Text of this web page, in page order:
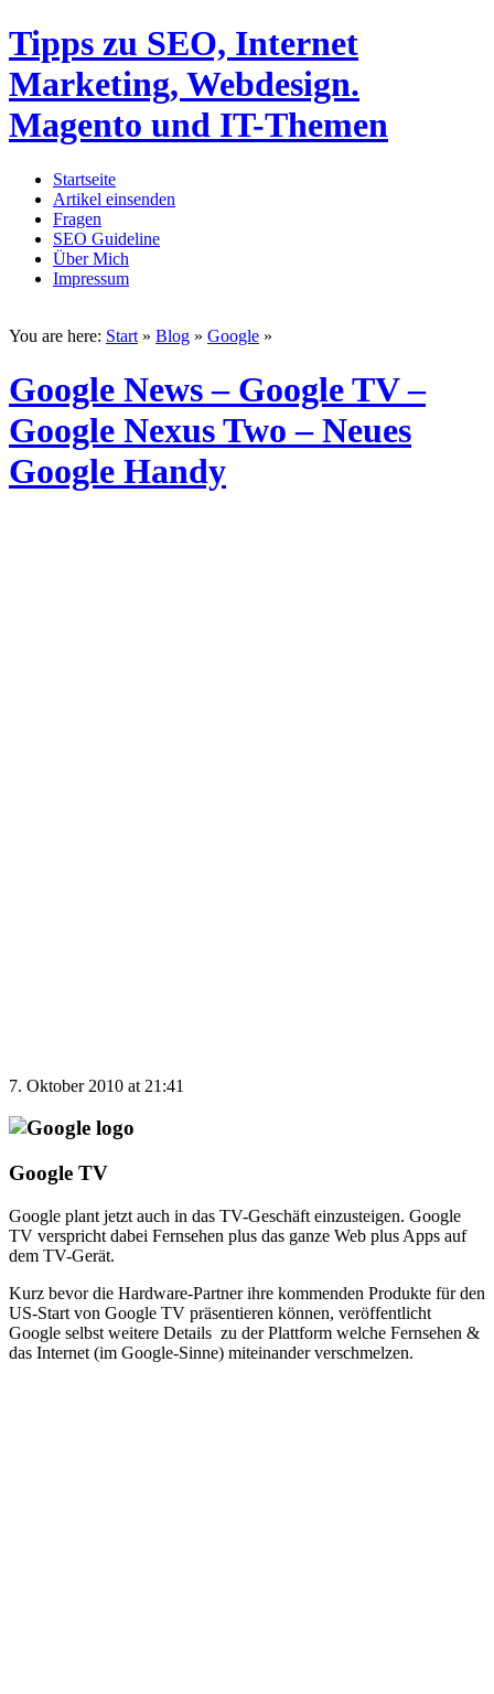
Tipps zu SEO, Internet
Marketing, Webdesign.
Magento und IT-Themen
Startseite
Artikel einsenden
Fragen
SEO Guideline
Über Mich
Impressum
You are here: Start » Blog » Google »
Google News – Google TV –
Google Nexus Two – Neues
Google Handy
7. Oktober 2010 at 21:41
Google TV
Google plant jetzt auch in das TV-Geschäft einzusteigen. Google
TV verspricht dabei Fernsehen plus das ganze Web plus Apps auf
dem TV-Gerät.
Kurz bevor die Hardware-Partner ihre kommenden Produkte für den
US-Start von Google TV präsentieren können, veröffentlicht
Google selbst weitere Details zu der Plattform welche Fernsehen &
das Internet (im Google-Sinne) miteinander verschmelzen.